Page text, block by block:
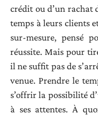
crédit ou d’un rachat
temps à leurs clients
sur-mesure, pensé
réussite. Mais pour
il ne suffit pas de
venue. Prendre le
s’offrir la possibilité
à ses attentes. À